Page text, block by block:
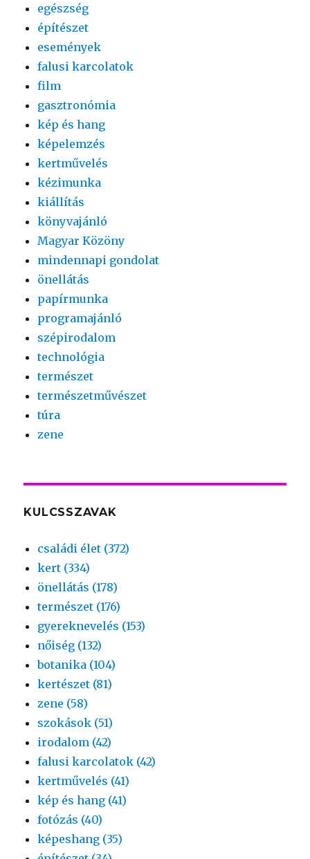
egészség
építészet
események
falusi karcolatok
film
gasztronómia
kép és hang
képelemzés
kertművelés
kézimunka
kiállítás
könyvajánló
Magyar Közöny
mindennapi gondolat
önellátás
papírmunka
programajánló
szépirodalom
technológia
természet
természetművészet
túra
zene
KULCSSZAVAK
családi élet (372)
kert (334)
önellátás (178)
természet (176)
gyereknevelés (153)
nőiség (132)
botanika (104)
kertészet (81)
zene (58)
szokások (51)
irodalom (42)
falusi karcolatok (42)
kertművelés (41)
kép és hang (41)
fotózás (40)
képeshang (35)